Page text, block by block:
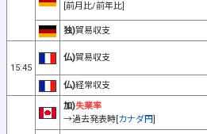
[前月比/前年比]
独)貿易収支
15:45
仏)貿易収支
仏)経常収支
加)失業率
→過去発表時[カナダ円]